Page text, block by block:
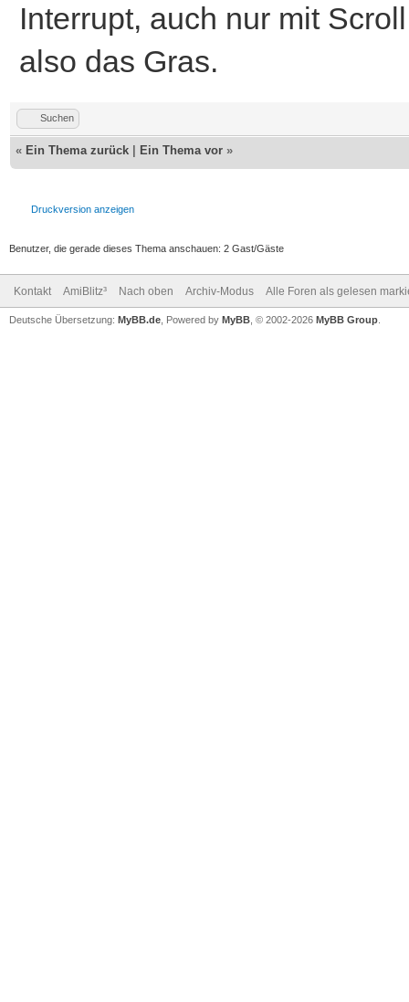
Interrupt, auch nur mit
also das Gras.
Suchen
« Ein Thema zurück Ein Thema vor »
Druckversion anzeigen
Benutzer, die gerade dieses Thema anschauen: 2 Gast/Gäste
Kontakt AmiBlitz³ Nach oben Archiv-Modus Alle Foren als gelesen
Deutsche Übersetzung: MyBB.de , Powered by MyBB , © 2002-2026 MyBB Group